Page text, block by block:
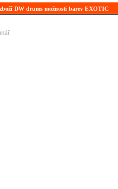
DW drums možnosti barev EXOTIC